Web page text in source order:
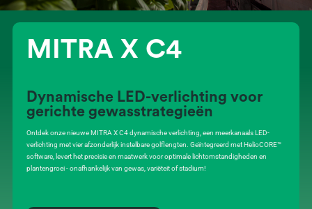
MITRA X C4
Dynamische LED-verlichting voor
gerichte gewasstrategieën
Ontdek onze nieuwe MITRA X C4 dynamische verlichting, een meerkanaals LED-
verlichting met vier afzonderlijk instelbare golflengten. Geïntegreerd met HelioCORE™
software, levert het precisie en maatwerk voor optimale lichtomstandigheden en
plantengroei - onafhankelijk van gewas, variëteit of stadium!